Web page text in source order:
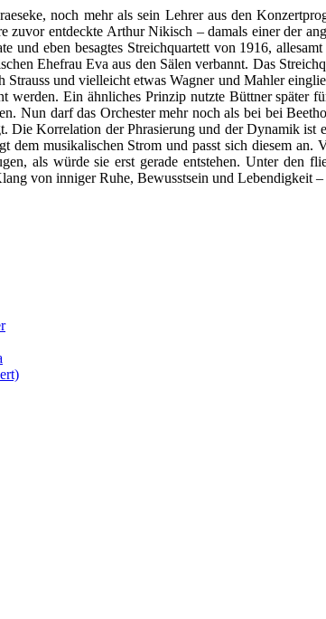
noch mehr als sein Lehrer aus den
entdeckte Arthur Nikisch – damals einer der
und eben besagtes Streichquartett von 1916,
Ehefrau Eva aus den Sälen verbannt. Das
und vielleicht etwas Wagner und Mahler
Ein ähnliches Prinzip nutzte Büttner später
Nun darf das Orchester mehr noch als bei bei
Korrelation der Phrasierung und der Dynamik ist
musikalischen Strom und passt sich diesem
als würde sie erst gerade entstehen. Unter den
von inniger Ruhe, Bewusstsein und Lebendigkeit